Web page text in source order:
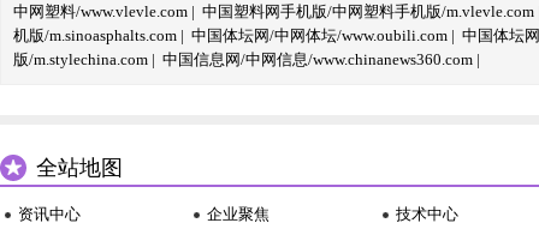
中网塑料/www.vlevle.com | 中国塑料网手机版/中网塑料手机版/m.vlevle.com
机版/m.sinoasphalts.com | 中国体坛网/中网体坛/www.oubili.com | 中国体坛
版/m.stylechina.com | 中国信息网/中网信息/www.chinanews360.com |
全站地图
资讯中心 企业聚焦 技术中心